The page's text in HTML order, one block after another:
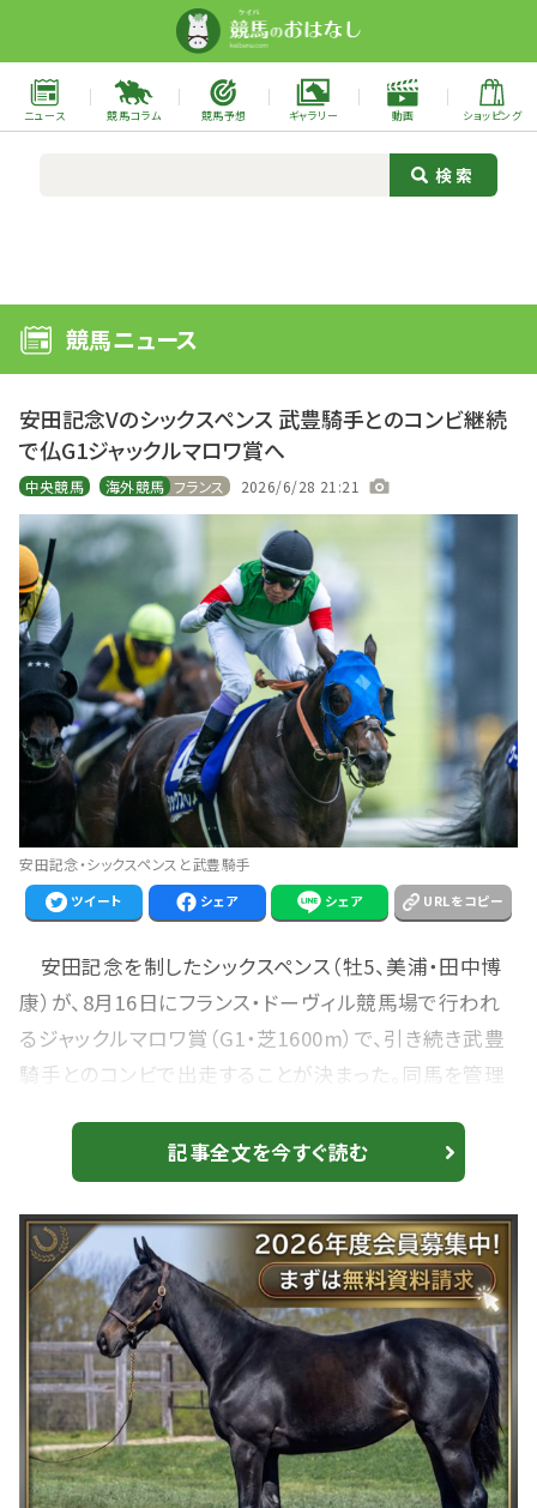
ニュース 競馬コラム 競馬予想 ギャラリー 動画 ショッピング
競馬ニュース
安田記念Vのシックスペンス 武豊騎手とのコンビ継続
で仏G1ジャックルマロワ賞へ
中央競馬 海外競馬 フランス 2026/6/28 21:21
安田記念・シックスペンスと武豊騎手
ツイート シェア シェア URLをコピー
安田記念を制したシックスペンス（牡5、美浦・田中博
康）が、8月16日にフランス・ドーヴィル競馬場で行われ
るジャックルマロワ賞（G1・芝1600m）で、引き続き武豊
騎手とのコンビで出走することが決まった。同馬を管理
表した。 【安田記念】武豊「（G1最年長Vを）来週さらに更
新したい」シックスペンスがG1初制覇 世界の強豪へ挑
む シックスペンスは前走の安田記念で悲願のG1初制
覇を達成。国内マイル王として迎える初の海外遠征で
は、日本競馬を代表する武豊騎手との...
記事全文を今すぐ読む